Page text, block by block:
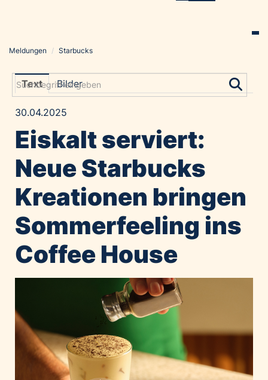
Grayling Agentur
Alawyer
Amadeus Austrian Music Awards
Constantia Flexibles
Costa Kreuzfahrten
Emirates
Expo 2025 Osaka
Huawei Consumer Business Group
JP Immobilien
Meldungen / Starbucks
Text Bilder
30.04.2025
Eiskalt serviert:
Neue Starbucks
Kreationen bringen
Sommerfeeling ins
Coffee House